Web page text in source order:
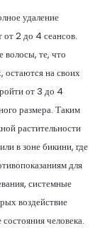
удаление
от 2 до 4 сеансов.
волосы, те, что
остаются на своих
от 3 до 4
размера. Таким
растительности
в зоне бикини, где
для
системные
воздействие
человека.